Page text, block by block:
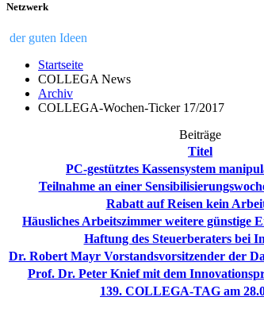
Netzwerk
der guten Ideen
Startseite
COLLEGA News
Archiv
COLLEGA-Wochen-Ticker 17/2017
Beiträge
Titel
PC-gestütztes Kassensystem
Teilnahme an einer
Rabatt auf Reisen kein
Häusliches Arbeitszimmer weitere günstige
Haftung des Steuerberaters bei
Dr. Robert Mayr Vorstandsvorsitzender der
Prof. Dr. Peter Knief mit dem
139. COLLEGA-TAG am